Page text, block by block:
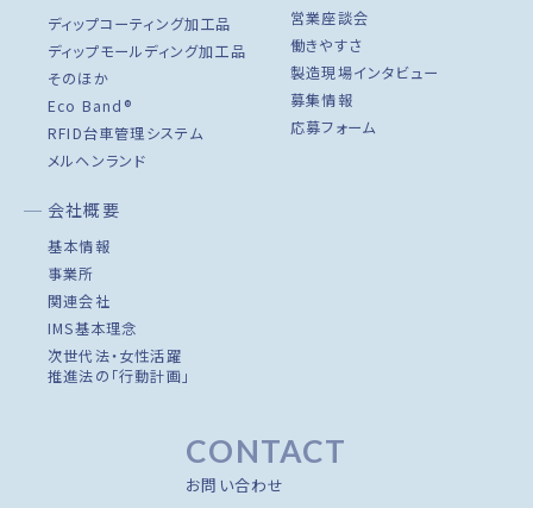
ディップコーティング加工品
ディップモールディング加工品
そのほか
Eco Band®
RFID台車管理システム
メルヘンランド
会社概要
基本情報
事業所
関連会社
IMS基本理念
次世代法・女性活躍
推進法の「行動計画」
営業座談会
働きやすさ
製造現場インタビュー
募集情報
応募フォーム
CONTACT
お問い合わせ